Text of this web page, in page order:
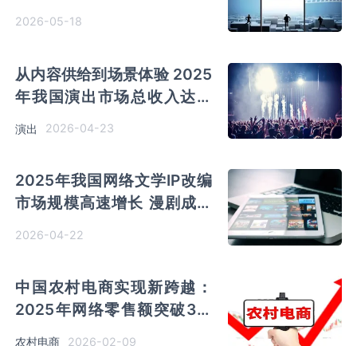
2026-05-18
从内容供给到场景体验 2025
年我国演出市场总收入达到
演出 2026-04-23
2025年我国网络文学IP改编
市场规模高速增长 漫剧成为
2026-04-22
中国农村电商实现新跨越：
2025年网络零售额突破3万
亿元 供应链与物流体系全面
农村电商 2026-02-09